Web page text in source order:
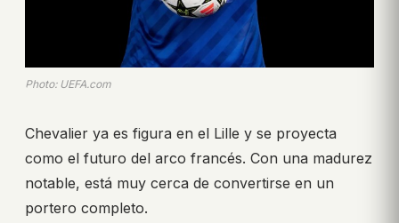
Photo: UEFA.com
Chevalier ya es figura en el Lille y se proyecta
como el futuro del arco francés. Con una madurez
notable, está muy cerca de convertirse en un
portero completo.